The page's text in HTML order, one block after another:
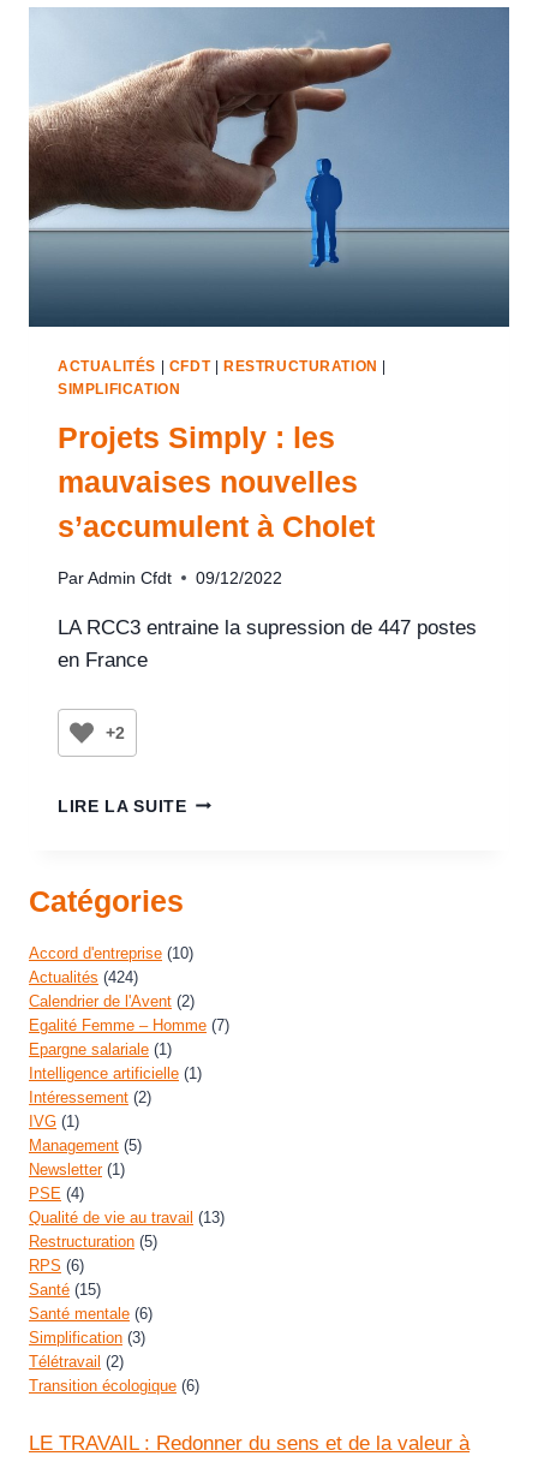
ACTUALITÉS CFDT| RESTRUCTURATION
SIMPLIFICATION
Projets Simply : les
mauvaises nouvelles
s’accumulent à Cholet
Par Admin Cfdt 09/12/2022
LA RCC3 entraine la supression de 447 postes
en France
+2
LIRE LA SUITE
Catégories
Accord d'entreprise (10)
Actualités (424)
Calendrier de l'Avent (2)
Egalité Femme – Homme (7)
Epargne salariale (1)
Intelligence artificielle (1)
Intéressement (2)
IVG (1)
Management (5)
Newsletter(1)
PSE (4)
Qualité de vie au travail (13)
Restructuration (5)
RPS (6)
Santé (15)
Santé mentale (6)
Simplification (3)
Télétravail (2)
Transition écologique (6)
LE TRAVAIL : Redonner du sens et de la valeur à